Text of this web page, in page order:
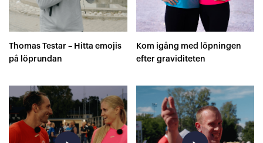
Thomas Testar – Hitta emojis
på löprundan
Kom igång med löpningen
efter graviditeten